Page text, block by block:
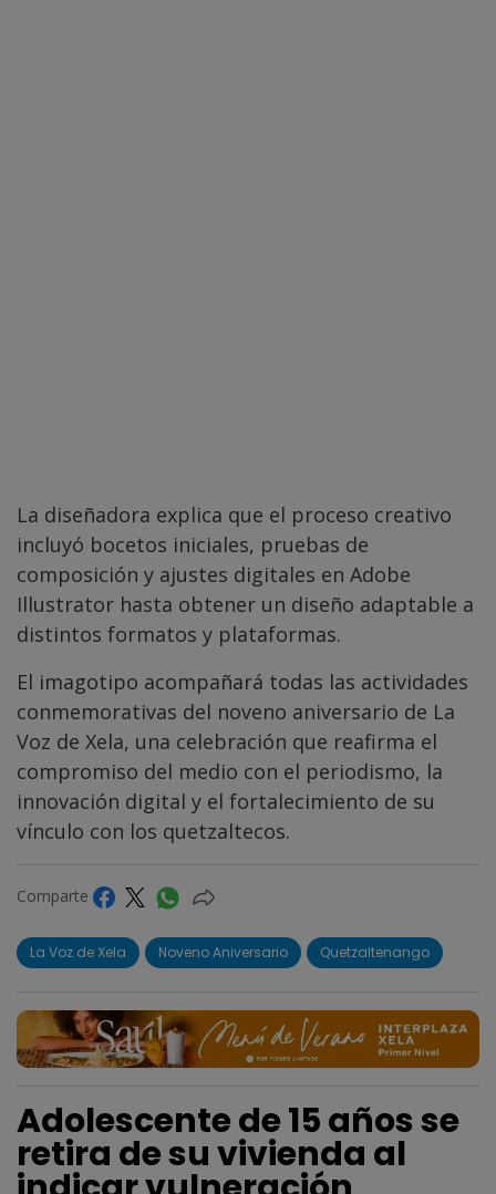
La diseñadora explica que el proceso creativo
incluyó bocetos iniciales, pruebas de
composición y ajustes digitales en Adobe
Illustrator hasta obtener un diseño adaptable a
distintos formatos y plataformas.
El imagotipo acompañará todas las actividades
conmemorativas del noveno aniversario de La
Voz de Xela, una celebración que reafirma el
compromiso del medio con el periodismo, la
innovación digital y el fortalecimiento de su
vínculo con los quetzaltecos.
Comparte
La Voz de Xela Noveno Aniversario Quetzaltenango
Adolescente de 15 años se
retira de su vivienda al